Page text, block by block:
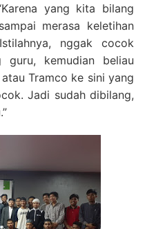
yang kita bilang
merasa keletihan
nggak cocok
guru, kemudian beliau
Tramco ke sini yang
Jadi sudah dibilang,